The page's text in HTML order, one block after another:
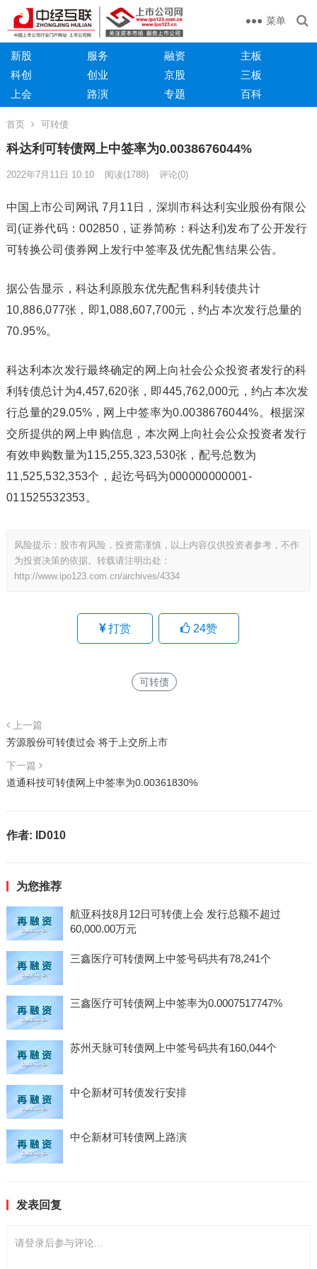
菜单
新股 服务 融资
主板
科创
创业 京股
三板
上会
路演 专题 百科
首页 可转债
科达利可转债网上中签率为0.0038676044%
2022年7月11日 10:10 阅读(1788) 评论(0)
中国上市公司网讯 7月11日，深圳市科达利实业股份有限公
司(证券代码：002850，证券简称：科达利)发布了公开发行
可转换公司债券网上发行中签率及优先配售结果公告。
据公告显示，科达利原股东优先配售科利转债共计
10,886,077张，即1,088,607,700元，约占本次发行总量的
70.95%。
科达利本次发行最终确定的网上向社会公众投资者发行的科
利转债总计为4,457,620张，即445,762,000元，约占本次发
行总量的29.05%，网上中签率为0.0038676044%。根据深
交所提供的网上申购信息，本次网上向社会公众投资者发行
有效申购数量为115,255,323,530张，配号总数为
11,525,532,353个，起讫号码为000000000001-
011525532353。
风险提示：股市有风险，投资需谨慎，以上内容仅供投资者参考，不作
为投资决策的依据。转载请注明出处：
http://www.ipo123.com.cn/archives/4334
打赏 24赞
可转债
上一篇
芳源股份可转债过会 将于上交所上市
下一篇
道通科技可转债网上中签率为0.00361830%
作者: ID010
为您推荐
航亚科技8月12日可转债上会 发行总额不超过
60,000.00万元
三鑫医疗可转债网上中签号码共有78,241个
三鑫医疗可转债网上中签率为0.0007517747%
苏州天脉可转债网上中签号码共有160,044个
中仑新材可转债发行安排
中仑新材可转债网上路演
发表回复
请登录后参与评论...